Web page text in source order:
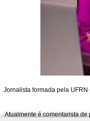
Jornalista formada pela
Atualmente é comentarista de